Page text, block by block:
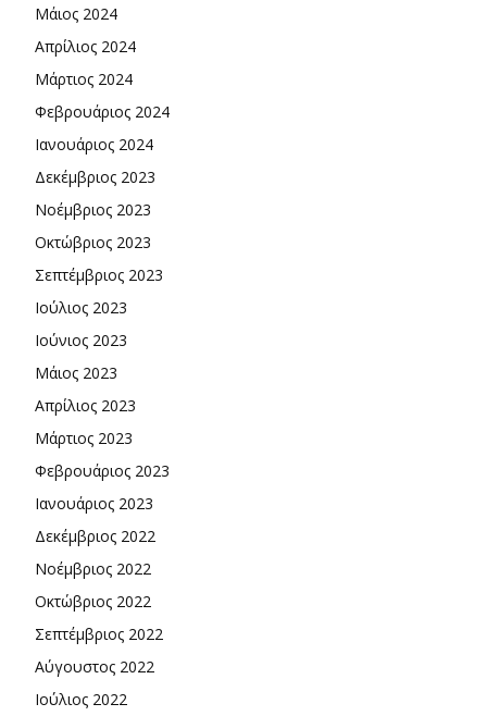
Μάιος 2024
Απρίλιος 2024
Μάρτιος 2024
Φεβρουάριος 2024
Ιανουάριος 2024
Δεκέμβριος 2023
Νοέμβριος 2023
Οκτώβριος 2023
Σεπτέμβριος 2023
Ιούλιος 2023
Ιούνιος 2023
Μάιος 2023
Απρίλιος 2023
Μάρτιος 2023
Φεβρουάριος 2023
Ιανουάριος 2023
Δεκέμβριος 2022
Νοέμβριος 2022
Οκτώβριος 2022
Σεπτέμβριος 2022
Αύγουστος 2022
Ιούλιος 2022